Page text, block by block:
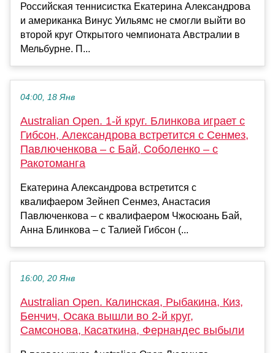
Российская теннисистка Екатерина Александрова
и американка Винус Уильямс не смогли выйти во
второй круг Открытого чемпионата Австралии в
Мельбурне. П...
04:00, 18 Янв
Australian Open. 1-й круг. Блинкова играет с
Гибсон, Александрова встретится с Сенмез,
Павлюченкова – с Бай, Соболенко – с
Ракотоманга
Екатерина Александрова встретится с
квалифаером Зейнеп Сенмез, Анастасия
Павлюченкова – с квалифаером Чжосюань Бай,
Анна Блинкова – с Талией Гибсон (...
16:00, 20 Янв
Australian Open. Калинская, Рыбакина, Киз,
Бенчич, Осака вышли во 2-й круг,
Самсонова, Касаткина, Фернандес выбыли